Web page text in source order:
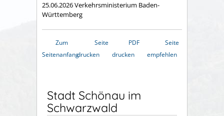
25.06.2026 Verkehrsministerium Baden-
Württemberg
Zum
Seitenanfang
Seite
drucken
PDF
drucken
Seite
empfehlen
Stadt Schönau im
Schwarzwald